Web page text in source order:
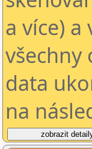
a více) a
všechny
data
na